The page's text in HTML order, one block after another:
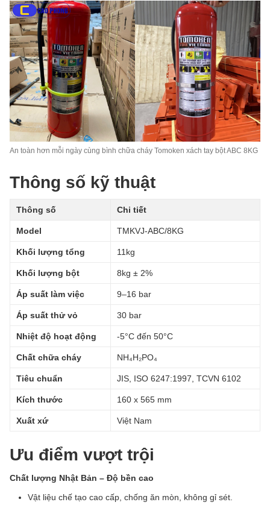
An toàn hơn mỗi ngày cùng bình chữa cháy Tomoken xách tay bột ABC 8KG
Thông số kỹ thuật
Thông số Chi tiết
Model TMKVJ-ABC/8KG
Khối lượng tổng 11kg
Khối lượng bột 8kg ± 2%
Áp suất làm việc 9–16 bar
Áp suất thử vỏ 30 bar
Nhiệt độ hoạt động -5°C đến 50°C
Chất chữa cháy NH₄H₂PO₄
Tiêu chuẩn JIS, ISO 6247:1997, TCVN 6102
Kích thước 160 x 565 mm
Xuất xứ Việt Nam
Ưu điểm vượt trội
Chất lượng Nhật Bản – Độ bền cao
Vật liệu chế tạo cao cấp, chống ăn mòn, không gỉ sét.